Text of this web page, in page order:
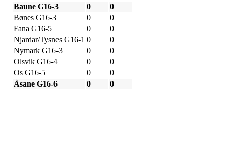
Baune G16-3
0
0
Bønes G16-3
0
0
Fana G16-5
0
0
Njardar/Tysnes G16-1 0
0
Nymark G16-3
0
0
Olsvik G16-4
0
0
Os G16-5
0
0
Åsane G16-6
0 0